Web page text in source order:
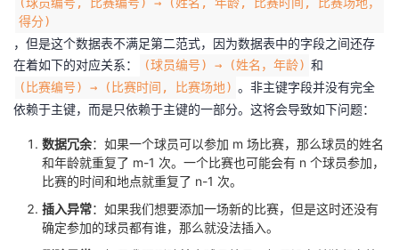
得分)
，但是这个数据表不满足第二范式，因为数据表中的字段之间还存
在着如下的对应关系：
(球员编号) → (姓名，年龄) 和
(比赛编号) → (比赛时间, 比赛场地) 。非主键字段并没有完全
依赖于主键，而是只依赖于主键的一部分。这将会导致如下问题：
数据冗余：如果一个球员可以参加 m 场比赛，那么球员的姓名
和年龄就重复了 m-1 次。一个比赛也可能会有 n 个球员参加，
比赛的时间和地点就重复了 n-1 次。
插入异常：如果我们想要添加一场新的比赛，但是这时还没有
确定参加的球员都有谁，那么就没法插入。